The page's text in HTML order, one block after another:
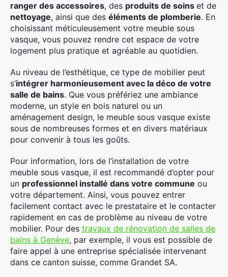
ranger des accessoires, des produits de soins et de
nettoyage, ainsi que des éléments de plomberie. En
choisissant méticuleusement votre meuble sous
vasque, vous pouvez rendre cet espace de votre
logement plus pratique et agréable au quotidien.
Au niveau de l’esthétique, ce type de mobilier peut
s’intégrer harmonieusement avec la déco de votre
salle de bains. Que vous préfériez une ambiance
moderne, un style en bois naturel ou un
aménagement design, le meuble sous vasque existe
sous de nombreuses formes et en divers matériaux
pour convenir à tous les goûts.
Pour information, lors de l’installation de votre
meuble sous vasque, il est recommandé d’opter pour
un professionnel installé dans votre commune ou
votre département. Ainsi, vous pouvez entrer
facilement contact avec le prestataire et le contacter
rapidement en cas de problème au niveau de votre
mobilier. Pour des travaux de rénovation de salles de
bains à Genève, par exemple, il vous est possible de
faire appel à une entreprise spécialisée intervenant
dans ce canton suisse, comme Grandet SA.